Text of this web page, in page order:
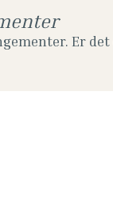
Er det